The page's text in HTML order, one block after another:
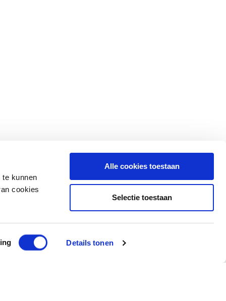
kunnen
cookies
Details tonen
Alle cookies toestaan
Selectie toestaan